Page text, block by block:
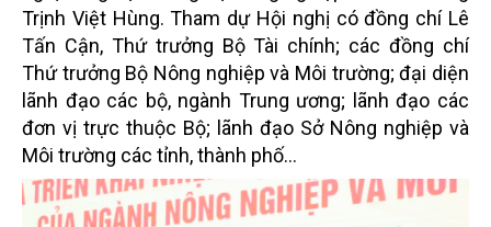
Trịnh Việt Hùng. Tham dự Hội nghị có đồng chí Lê
Tấn Cận, Thứ trưởng Bộ Tài chính; các đồng chí
Thứ trưởng Bộ Nông nghiệp và Môi trường; đại diện
lãnh đạo các bộ, ngành Trung ương; lãnh đạo các
đơn vị trực thuộc Bộ; lãnh đạo Sở Nông nghiệp và
Môi trường các tỉnh, thành phố...